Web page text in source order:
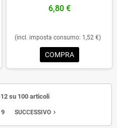
6,80 €
(incl. imposta consumo: 1,52 €)
COMPRA
su 100 articoli
9 SUCCESSIVOnavigate_next